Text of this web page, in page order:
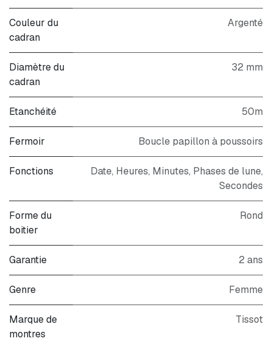
Couleur du
cadran
Argenté
Diamètre du
cadran
32 mm
Etanchéité 50m
Fermoir Boucle papillon à poussoirs
Fonctions
Date, Heures, Minutes, Phases de lune,
Secondes
Forme du
boitier
Rond
Garantie 2 ans
Genre Femme
Marque de
montres
Tissot